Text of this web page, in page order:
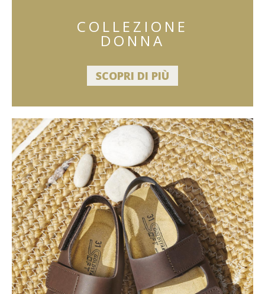
COLLEZIONE
DONNA
SCOPRI DI PIÙ